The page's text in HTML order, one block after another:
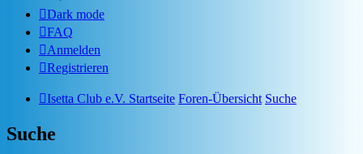
Dark mode
FAQ
Anmelden
Registrieren
Isetta Club e.V. Startseite Foren-Übersicht Suche
Suche